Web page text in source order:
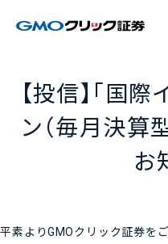
【投信】「国
ン（毎月決算
お
平素よりGMOクリック証券を